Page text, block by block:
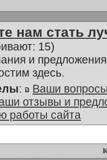
нам стать
15)
и
здесь.
:
Ваши
отзывы и
работы сайта